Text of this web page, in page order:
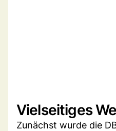
Vielseitiges
Zunächst wurde die